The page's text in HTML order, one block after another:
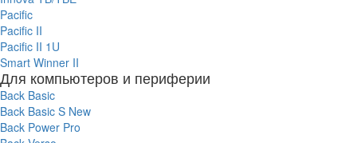
Pacific
Pacific II
Pacific II 1U
Smart Winner II
Для компьютеров и периферии
Back Basic
Back Basic S New
Back Power Pro